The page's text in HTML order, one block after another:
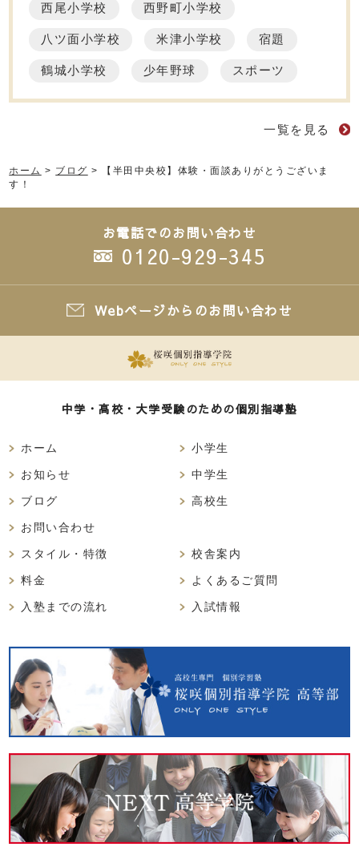
西尾小学校 西野町小学校
八ツ面小学校 米津小学校 宿題
鶴城小学校 少年野球 スポーツ
一覧を見る
ホーム > ブログ >
【半田中央校】体験・面談ありがとうございま
す！
お電話でのお問い合わせ
0120-929-345
Webページからのお問い合わせ
中学・高校・大学受験のための個別指導塾
ホーム
お知らせ
ブログ
お問い合わせ
小学生
中学生
高校生
スタイル・特徴
料金
入塾までの流れ
校舎案内
よくあるご質問
入試情報